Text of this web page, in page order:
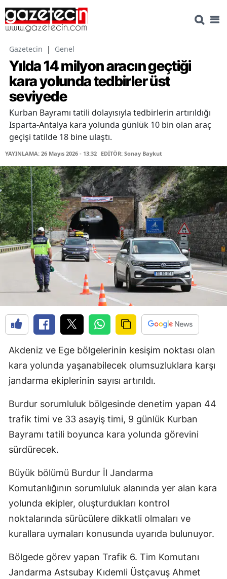
Gazetecin | Genel
Yılda 14 milyon aracın geçtiği
kara yolunda tedbirler üst
seviyede
Kurban Bayramı tatili dolayısıyla tedbirlerin artırıldığı
Isparta-Antalya kara yolunda günlük 10 bin olan araç
geçişi tatilde 18 bine ulaştı.
YAYINLAMA: 26 Mayıs 2026 - 13:32 EDİTÖR: Sonay Baykut
Akdeniz ve Ege bölgelerinin kesişim noktası olan
kara yolunda yaşanabilecek olumsuzluklara karşı
jandarma ekiplerinin sayısı artırıldı.
Burdur sorumluluk bölgesinde denetim yapan 44
trafik timi ve 33 asayiş timi, 9 günlük Kurban
Bayramı tatili boyunca kara yolunda görevini
sürdürecek.
Büyük bölümü Burdur İl Jandarma
Komutanlığının sorumluluk alanında yer alan kara
yolunda ekipler, oluşturdukları kontrol
noktalarında sürücülere dikkatli olmaları ve
kurallara uymaları konusunda uyarıda bulunuyor.
Bölgede görev yapan Trafik 6. Tim Komutanı
Jandarma Astsubay Kıdemli Üstçavuş Ahmet